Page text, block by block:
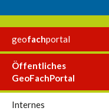
geofachportal
Öffentliches
GeoFachPortal
Internes